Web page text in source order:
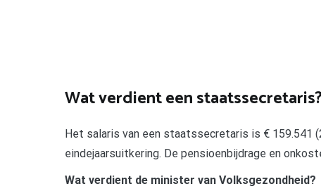
Wat verdient een staatssecretaris?
Het salaris van een staatssecretaris is € 159.541
eindejaarsuitkering. De pensioenbijdrage en
Wat verdient de minister van Volksgezondheid?